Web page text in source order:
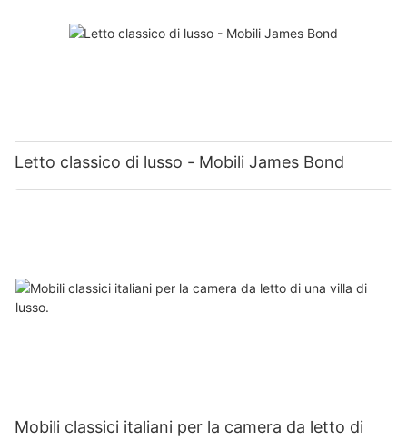
Letto classico di lusso - Mobili James Bond
Mobili classici italiani per la camera da letto di